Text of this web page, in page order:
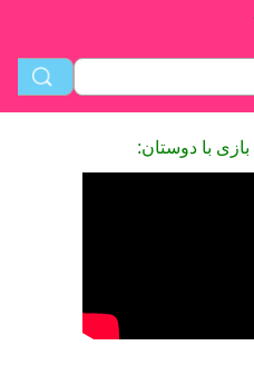
با دوستان: